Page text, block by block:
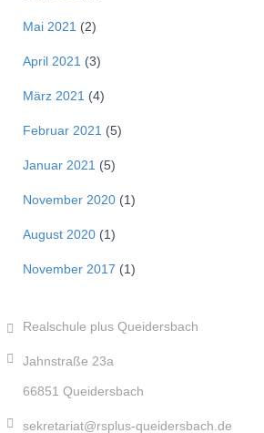
Mai 2021 (2)
April 2021 (3)
März 2021 (4)
Februar 2021 (5)
Januar 2021 (5)
November 2020 (1)
August 2020 (1)
November 2017 (1)
Realschule plus Queidersbach
Jahnstraße 23a
66851 Queidersbach
sekretariat@rsplus-queidersbach.de